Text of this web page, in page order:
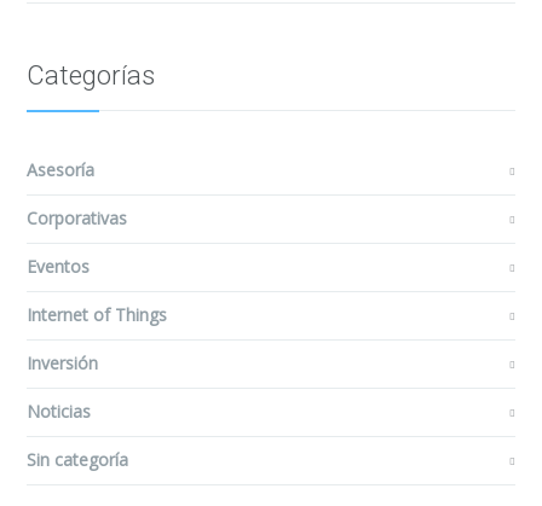
Categorías
Asesoría
Corporativas
Eventos
Internet of Things
Inversión
Noticias
Sin categoría